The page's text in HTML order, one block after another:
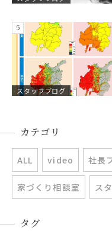
スタッフブログ
カテゴリ
ALL video 社長
家づくり相談室 ス
タグ